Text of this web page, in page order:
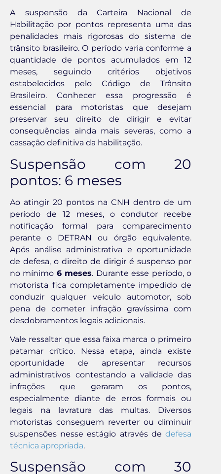
A suspensão da Carteira Nacional de
Habilitação por pontos representa uma das
penalidades mais rigorosas do sistema de
trânsito brasileiro. O período varia conforme a
quantidade de pontos acumulados em 12
meses, seguindo critérios objetivos
estabelecidos pelo Código de Trânsito
Brasileiro. Conhecer essa progressão é
essencial para motoristas que desejam
preservar seu direito de dirigir e evitar
consequências ainda mais severas, como a
cassação definitiva da habilitação.
Suspensão com 20
pontos: 6 meses
Ao atingir 20 pontos na CNH dentro de um
período de 12 meses, o condutor recebe
notificação formal para comparecimento
perante o DETRAN ou órgão equivalente.
Após análise administrativa e oportunidade
de defesa, o direito de dirigir é suspenso por
no mínimo 6 meses. Durante esse período, o
motorista fica completamente impedido de
conduzir qualquer veículo automotor, sob
pena de cometer infração gravíssima com
desdobramentos legais adicionais.
Vale ressaltar que essa faixa marca o primeiro
patamar crítico. Nessa etapa, ainda existe
oportunidade de apresentar recursos
administrativos contestando a validade das
infrações que geraram os pontos,
especialmente diante de erros formais ou
legais na lavratura das multas. Diversos
motoristas conseguem reverter ou diminuir
suspensões nesse estágio através de defesa
técnica apropriada.
Suspensão com 30